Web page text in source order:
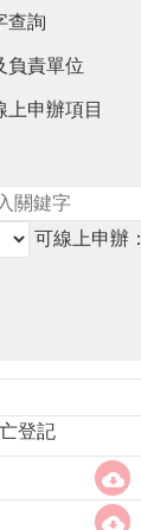
查詢
負責單位
上申辦項目
可線上申辦：
登記